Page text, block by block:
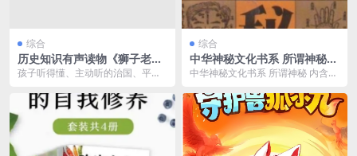
综合
历史知识有声读物《狮子老爸
讲资治通鉴》
孩子听得懂、主动听的治国、平天
狮子老爸一起感受历史...
综合
中华神秘文化书系 所谓神秘
内含神奇 隐秘之意
中华神秘文化书系 所谓神秘 内含神